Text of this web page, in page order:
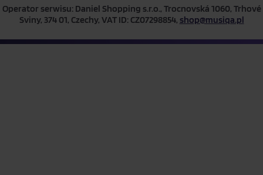
Operator serwisu: Daniel Shopping s.r.o., Trocnovská 1060, Trhové
Sviny, 374 01, Czechy, VAT ID: CZ07298854, shop@musiqa.pl